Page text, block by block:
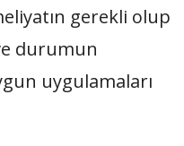
gerekli olup
durumun
uygulamaları